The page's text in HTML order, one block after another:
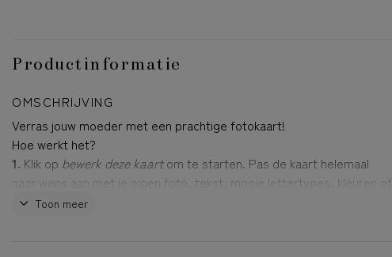
Productinformatie
OMSCHRIJVING
Verras jouw moeder met een prachtige fotokaart!
Hoe werkt het?
1. Klik op bewerk deze kaartom te starten. Pas de kaart helemaal
naar wens aan met je eigen foto, tekst, mooie lettertypes, kleuren of
een leuke illustratie. Ben je op zoek naar de foto van het voorbeeld?
Toon meer